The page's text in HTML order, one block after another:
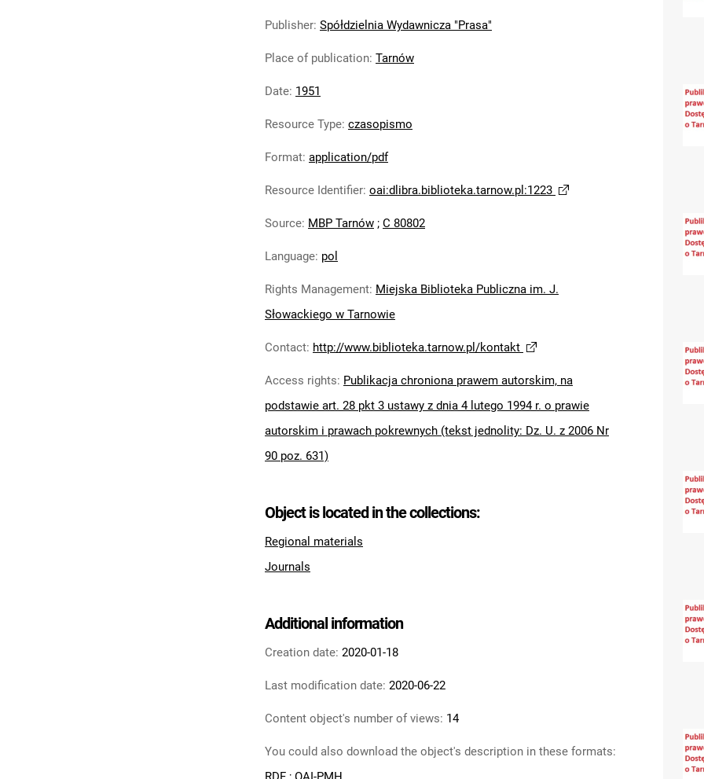
Publisher: Spółdzielnia Wydawnicza "Prasa"
Place of publication: Tarnów
Date: 1951
Resource Type: czasopismo
Format: application/pdf
Resource Identifier: oai:dlibra.biblioteka.tarnow.pl:1223
Source: MBP Tarnów ; C 80802
Language: pol
Rights Management: Miejska Biblioteka Publiczna im. J.
Słowackiego w Tarnowie
Contact: http://www.biblioteka.tarnow.pl/kontakt
Access rights: Publikacja chroniona prawem autorskim, na
podstawie art. 28 pkt 3 ustawy z dnia 4 lutego 1994 r. o prawie
autorskim i prawach pokrewnych (tekst jednolity: Dz. U. z 2006 Nr
90 poz. 631)
Object is located in the collections:
Regional materials
Journals
Additional information
Creation date: 2020-01-18
Last modification date: 2020-06-22
Content object's number of views: 14
You could also download the object's description in these formats: